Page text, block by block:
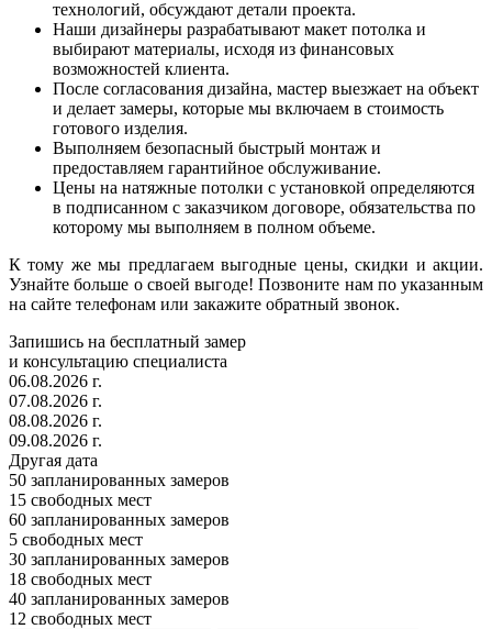
технологий, обсуждают детали проекта.
Наши дизайнеры разрабатывают макет потолка и
выбирают материалы, исходя из финансовых
возможностей клиента.
После согласования дизайна, мастер выезжает на объект
и делает замеры, которые мы включаем в стоимость
готового изделия.
Выполняем безопасный быстрый монтаж и
предоставляем гарантийное обслуживание.
Цены на натяжные потолки с установкой определяются
в подписанном с заказчиком договоре, обязательства по
которому мы выполняем в полном объеме.
К тому же мы предлагаем выгодные цены, скидки и акции.
Узнайте больше о своей выгоде! Позвоните нам по указанным
на сайте телефонам или закажите обратный звонок.
Запишись на бесплатный замер
и консультацию специалиста
06.08.2026 г.
07.08.2026 г.
08.08.2026 г.
09.08.2026 г.
Другая дата
50 запланированных замеров
15 свободных мест
60 запланированных замеров
5 свободных мест
30 запланированных замеров
18 свободных мест
40 запланированных замеров
12 свободных мест